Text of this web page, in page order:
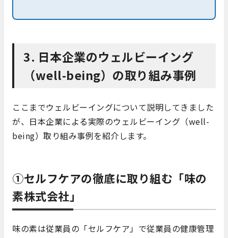
3. 日本企業のウェルビーイング
（well-being）の取り組み事例
ここまでウェルビーイングについて説明してきました
が、日本企業による実際のウェルビーイング（well-
being）取り組み事例を紹介します。
①セルフケアの徹底に取り組む「味の
素株式会社」
味の素は従業員の「セルフケア」で従業員の健康管理